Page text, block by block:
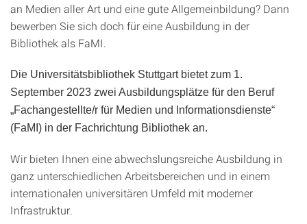
an Medien aller Art und eine gute Allgemeinbildung? Dann
bewerben Sie sich doch für eine Ausbildung in der
Bibliothek als FaMI.
Die Universitätsbibliothek Stuttgart bietet zum 1.
September 2023 zwei Ausbildungsplätze für den Beruf
„Fachangestellte/r für Medien und Informationsdienste“
(FaMI) in der Fachrichtung Bibliothek an.
Wir bieten Ihnen eine abwechslungsreiche Ausbildung in
ganz unterschiedlichen Arbeitsbereichen und in einem
internationalen universitären Umfeld mit moderner
Infrastruktur.